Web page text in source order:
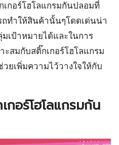
เกอร์โฮโลแกรมกันปลอมที่
ทำให้สินค้านั้นๆโดดเด่นน่า
เป้าหมายได้และในการ
ะสมกับสติ๊กเกอร์โฮโลแกรม
ยเพิ่มความไว้วางใจให้กับ
อร์โฮโลแกรมกัน